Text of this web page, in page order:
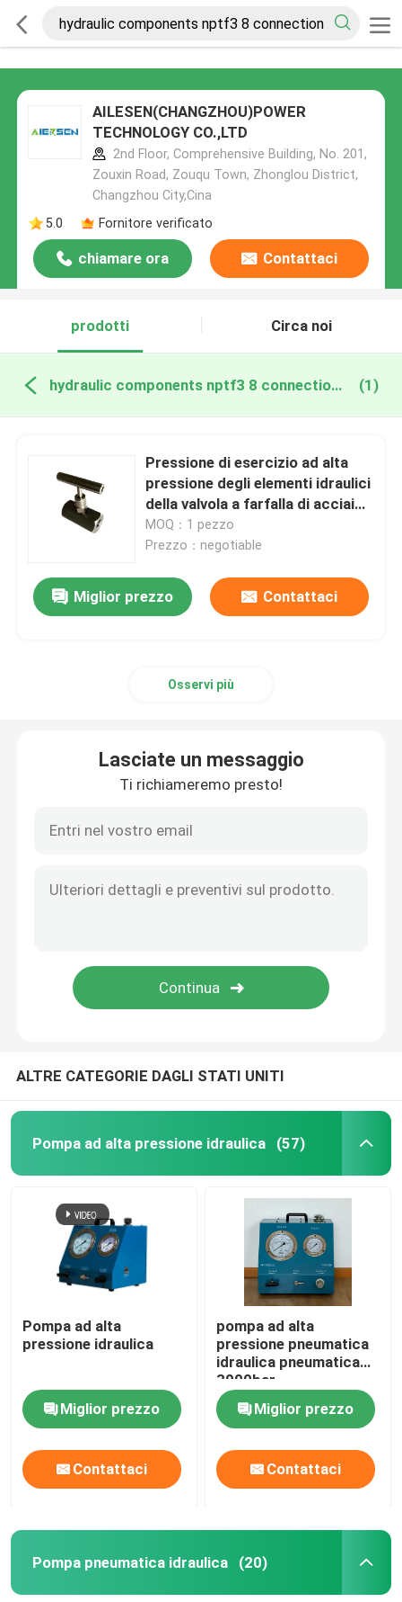
AILESEN(CHANGZHOU)POWER
TECHNOLOGY CO.,LTD
2nd Floor, Comprehensive Building, No. 201,
Zouxin Road, Zouqu Town, Zhonglou District,
Changzhou City,Cina
5.0
Fornitore verificato
chiamare ora Contattaci
prodotti Circa noi
hydraulic components nptf3 8 connection thread produzione online (1)
Pressione di esercizio ad alta
pressione degli elementi idraulici
della valvola a farfalla di acciaio
inossidabile 700Bar
MOQ：1 pezzo
Prezzo：negotiable
Miglior prezzo Contattaci
Osservi più
Lasciate un messaggio
Ti richiameremo presto!
ALTRE CATEGORIE DAGLI STATI UNITI
Pompa ad alta pressione idraulica (57)
Pompa ad alta
pressione idraulica
Miglior prezzo
Contattaci
pompa ad alta
pressione pneumatica
idraulica pneumatica
3000bar
Miglior prezzo
Contattaci
Pompa pneumatica idraulica (20)